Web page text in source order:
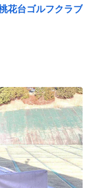
花台ゴルフクラブ